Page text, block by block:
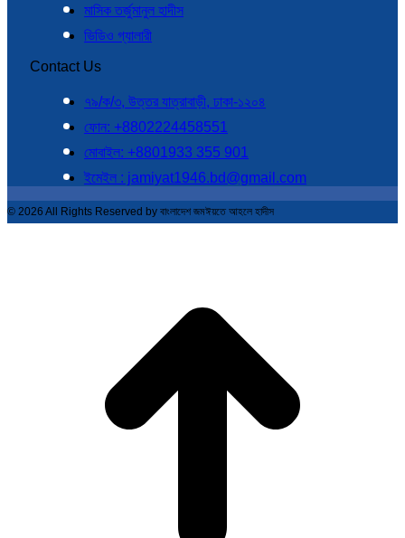
মাসিক তর্জুমানুল হাদীস
ভিডিও গ্যালারী
Contact Us
৭৯/ক/৩, উত্তর যাত্রাবাড়ী, ঢাকা-১২০৪
ফোন: +8802224458551
মোবাইল: +8801933 355 901
ইমেইল : jamiyat1946.bd@gmail.com
© 2026 All Rights Reserved by বাংলাদেশ জমঈয়তে আহলে হাদীস